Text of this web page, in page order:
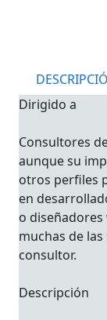
Dirigido a
Consultores
aunque su
otros perfiles
en
o
muchas de
consultor.
Descripción